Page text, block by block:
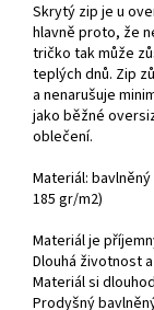
Skrytý zip je u
hlavně proto, že
tričko tak může
teplých dnů. Zip
a nenarušuje
jako běžné
oblečení.
Materiál:
185 gr/m2)
Materiál je
Dlouhá životnost
Materiál si
Prodyšný